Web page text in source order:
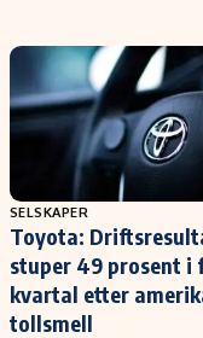
SELSKAPER
Toyota:
stuper 49 prosent i
kvartal etter
tollsmell